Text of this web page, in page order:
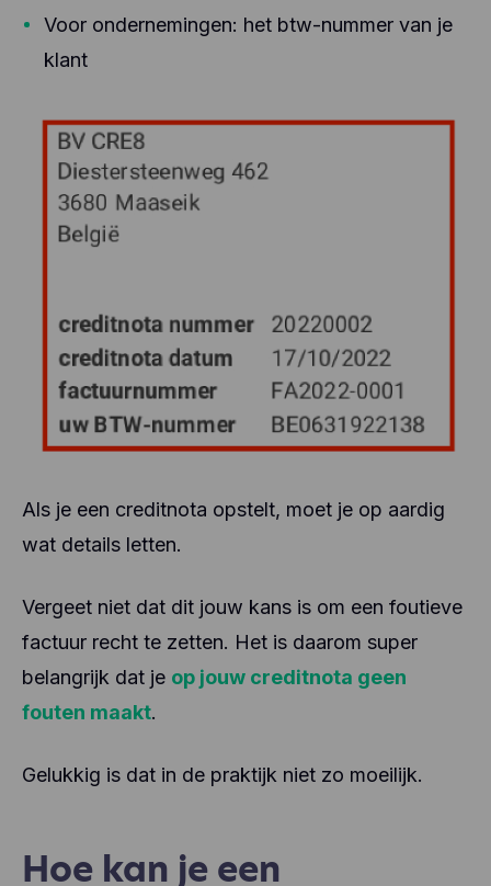
Voor ondernemingen: het btw-nummer van je
klant
Als je een creditnota opstelt, moet je op aardig
wat details letten.
Vergeet niet dat dit jouw kans is om een foutieve
factuur recht te zetten. Het is daarom super
belangrijk dat je op jouw creditnota geen
fouten maakt.
Gelukkig is dat in de praktijk niet zo moeilijk.
Hoe kan je een